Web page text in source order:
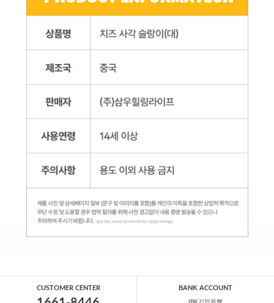
CUSTOMER CENTER BANK ACCOUNT